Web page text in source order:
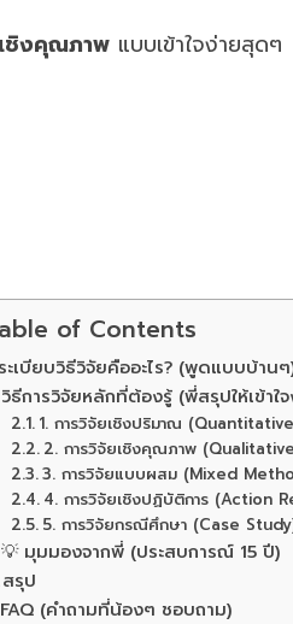
ชิงคุณภาพ แบบเข้าใจง่ายสุดๆ
of Contents
ระเบียบวิธีวิจัยคืออะไร? (พูดแบบบ้าน
วิธีการวิจัยหลักที่ต้องรู้ (พี่สรุปให้เข้าใ
1. การวิจัยเชิงปริมาณ
2. การวิจัยเชิงคุณภาพ
3. การวิจัยแบบผสม (Mixed
4. การวิจัยเชิงปฏิบัติการ (Action
5. การวิจัยกรณีศึกษา (Case
💡 มุมมองจากพี่ (ประสบการณ์ 15 ปี)
สรุป
FAQ (คำถามที่น้องๆ ชอบถาม)